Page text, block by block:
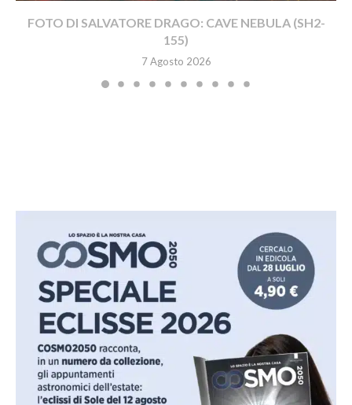
FOTO DI SALVATORE DRAGO: CAVE NEBULA (SH2-
155)
7 Agosto 2026